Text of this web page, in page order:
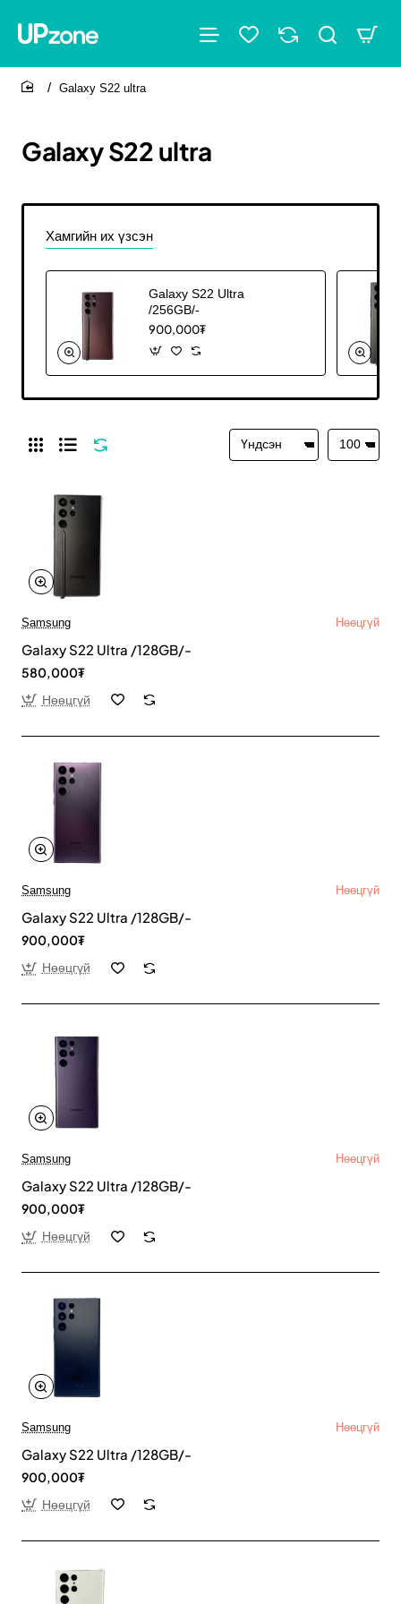
Galaxy S22 ultra
Galaxy S22 ultra
Хамгийн их үзсэн
Galaxy S22 Ultra
/256GB/-
900,000₮
Samsung Нөөцгүй
Galaxy S22 Ultra /128GB/-
580,000₮
Нөөцгүй
Samsung Нөөцгүй
Galaxy S22 Ultra /128GB/-
900,000₮
Нөөцгүй
Samsung Нөөцгүй
Galaxy S22 Ultra /128GB/-
900,000₮
Нөөцгүй
Samsung Нөөцгүй
Galaxy S22 Ultra /128GB/-
900,000₮
Нөөцгүй